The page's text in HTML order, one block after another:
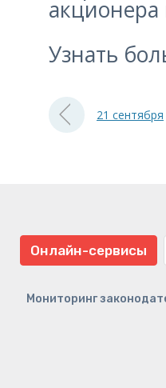
Узнать
21 сентября
Онлайн-сервисы
Мониторинг